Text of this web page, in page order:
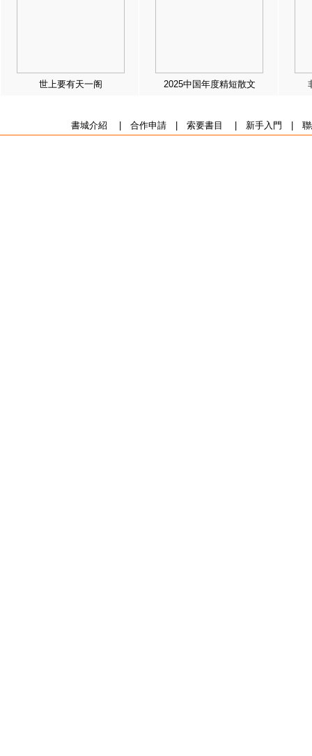
世上要有天一阁 2025中国年度精短散文
書城介紹 合作申請| 索要書目 新手入門